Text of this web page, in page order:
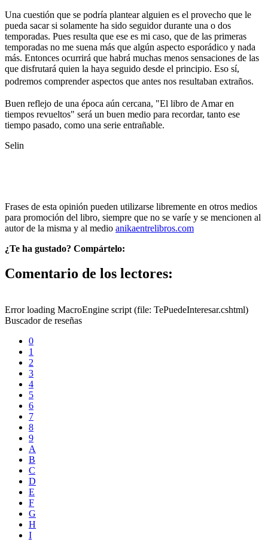
Una cuestión que se podría plantear alguien es el provecho que le
pueda sacar si solamente ha sido seguidor durante una o dos
temporadas. Pues resulta que ese es mi caso, que de las primeras
temporadas no me suena más que algún aspecto esporádico y nada
más. Entonces ocurrirá que habrá muchas menos sensaciones de las
que disfrutará quien la haya seguido desde el principio. Eso sí,
podremos comprender aspectos que antes nos resultaban extraños.
Buen reflejo de una época aún cercana, "El libro de Amar en
tiempos revueltos" será un buen medio para recordar, tanto ese
tiempo pasado, como una serie entrañable.
Selin
Frases de esta opinión pueden utilizarse libremente en otros medios
para promoción del libro, siempre que no se varíe y se mencionen al
autor de la misma y al medio anikaentrelibros.com
¿Te ha gustado? Compártelo:
Comentario de los lectores:
Error loading MacroEngine script (file: TePuedeInteresar.cshtml)
Buscador de reseñas
0
1
2
3
4
5
6
7
8
9
A
B
C
D
E
F
G
H
I